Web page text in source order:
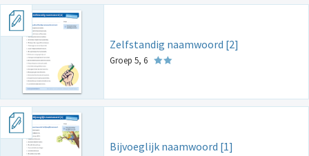
Zelfstandig naamwoord [2]
Groep 5, 6
Bijvoeglijk naamwoord [1]